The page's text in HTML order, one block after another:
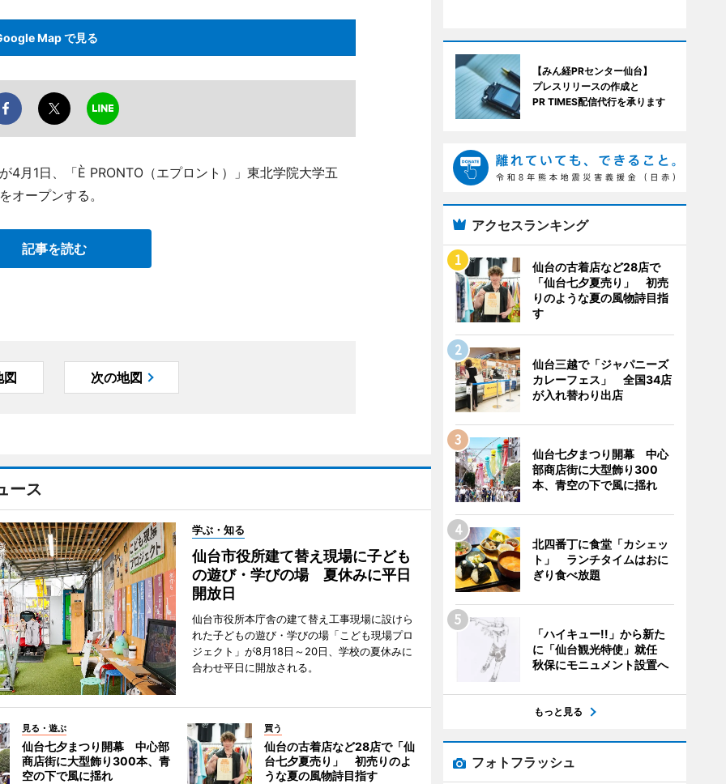
Map で見る
4月1日、「È PRONTO（エプロント）」東北学院大学五
オープンする。
記事を読む
図 次の地図
ース
学ぶ・知る
仙台市役所建て替え現場に子ども
の遊び・学びの場 夏休みに平日
開放日
仙台市役所本庁舎の建て替え工事現場に設けら
れた子どもの遊び・学びの場「こども現場プロ
ジェクト」が8月18日～20日、学校の夏休みに
合わせ平日に開放される。
見る・遊ぶ
仙台七夕まつり開幕 中心部
商店街に大型飾り300本、青
空の下で風に揺れ
買う
仙台の古着店など28店で「仙
台七夕夏売り」 初売りのよ
うな夏の風物詩目指す
【みん経PRセンター仙台】
プレスリリースの作成と
PR TIMES配信代行を承ります
アクセスランキング
仙台の古着店など28店で
「仙台七夕夏売り」 初売
りのような夏の風物詩目指
す
仙台三越で「ジャパニーズ
カレーフェス」 全国34店
が入れ替わり出店
仙台七夕まつり開幕 中心
部商店街に大型飾り300
本、青空の下で風に揺れ
北四番丁に食堂「カシェッ
ト」 ランチタイムはおに
ぎり食べ放題
「ハイキュー!!」から新た
に「仙台観光特使」就任
秋保にモニュメント設置へ
もっと見る
フォトフラッシュ